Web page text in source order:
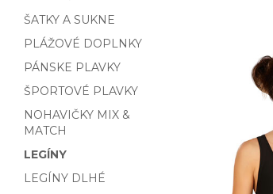
ŠATKY A SUKNE
PLÁŽOVÉ DOPLNKY
PÁNSKE PLAVKY
ŠPORTOVÉ PLAVKY
NOHAVIČKY MIX &
MATCH
LEGÍNY
LEGÍNY DLHÉ